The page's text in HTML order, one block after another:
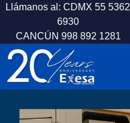
Llámanos al: CDMX 55 5362
6930
CANCÚN 998 892 1281